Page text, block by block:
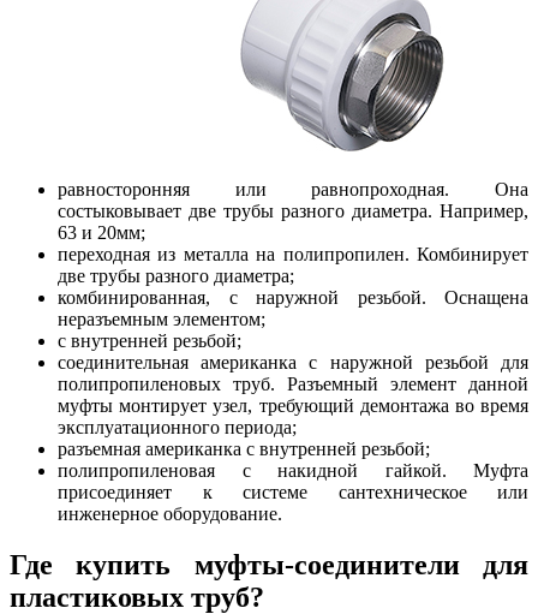
равносторонняя или равнопроходная. Она
состыковывает две трубы разного диаметра. Например,
63 и 20мм;
переходная из металла на полипропилен. Комбинирует
две трубы разного диаметра;
комбинированная, с наружной резьбой. Оснащена
неразъемным элементом;
с внутренней резьбой;
соединительная американка с наружной резьбой для
полипропиленовых труб. Разъемный элемент данной
муфты монтирует узел, требующий демонтажа во время
эксплуатационного периода;
разъемная американка с внутренней резьбой;
полипропиленовая с накидной гайкой. Муфта
присоединяет к системе сантехническое или
инженерное оборудование.
Где купить муфты-соединители для
пластиковых труб?